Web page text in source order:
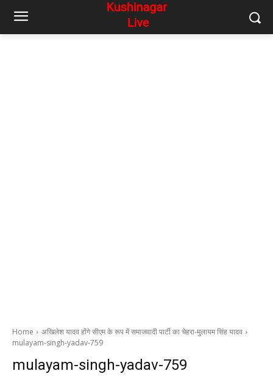
Home
अखिलेश यादव होंगे सीएम के रूप में समाजवादी पार्टी का चेहरा-मुलायम सिंह यादव
mulayam-singh-yadav-759
mulayam-singh-yadav-759